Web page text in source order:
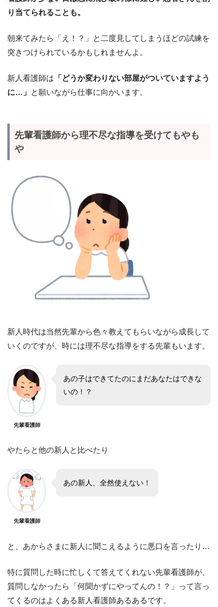
り当てられることも。
朝来てみたら「え！？」と二度見してしまうほどの試練を
突きつけられているかもしれませんよ。
新人看護師は 「どうか変わりない部屋がついていますよう
に…」 と願いながら仕事に向かいます。
先輩看護師から理不尽な指導を受けてもやも
や
新人時代は当然先輩から色々教えてもらいながら成長して
いくのですが、時には理不尽な指導をする先輩もいます。
先輩看護師
あの子はできてたのにまだあなたはできな
いの！？
やたらと他の新人と比べたり
先輩看護師
あの新人、全然使えない！
と、あからさまに新人に聞こえるように悪口を言ったり…
特に質問した時に忙しくて答えてくれない先輩看護師が、
質問しなかったら「何聞かずにやってんの！？」って言っ
てくるのはよくある新人看護師あるあるです。